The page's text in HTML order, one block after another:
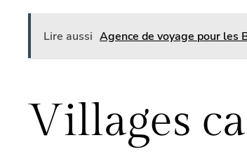
Lire aussi Agence de voyage pour les
Villages